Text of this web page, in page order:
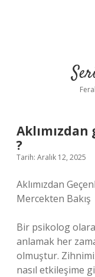
?
Tarih: Aralık 12, 2025
Aklımızdan
Mercekten Bakış
Bir psikolog
anlamak her
olmuştur.
nasıl etkileşime